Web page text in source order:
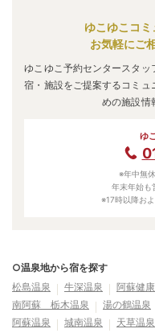
ゆこゆこコ
お気軽にご
ゆこゆこ予約センタースタッ
宿・施設をご提案するコミ
めの施設情
ゆ
※年中無
年末年始も
※17時以降お
○温泉地から宿を探す
松島温泉
牛深温泉 阿蘇健
南阿蘇 栃木温泉
湯の鶴温泉
阿蘇温泉
城南温泉 天草温泉